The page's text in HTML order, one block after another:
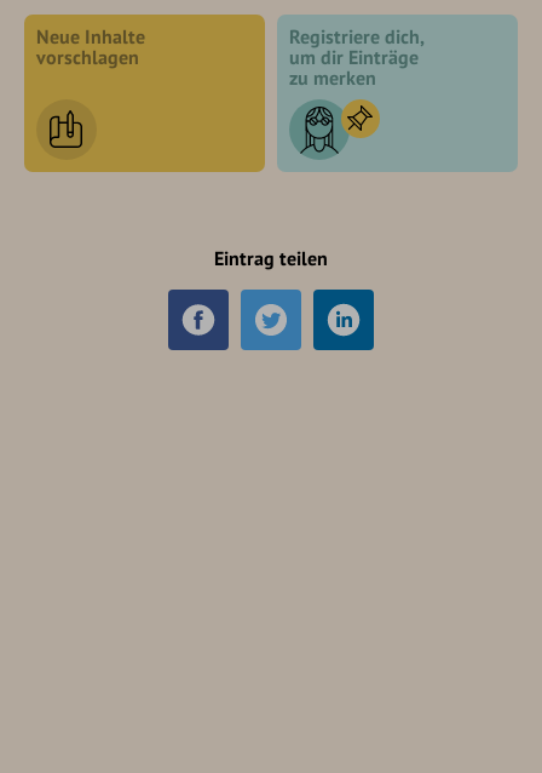
Neue Inhalte
vorschlagen
Registriere dich,
um dir Einträge
zu merken
Eintrag teilen